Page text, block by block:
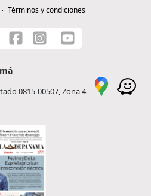
Términos y condiciones
0815-00507, Zona 4